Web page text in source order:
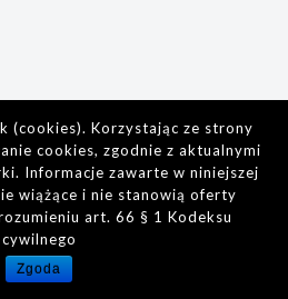
(cookies). Korzystając ze strony
cookies, zgodnie z aktualnymi
Informacje zawarte w niniejszej
wiążące i nie stanowią oferty
art. 66 § 1 Kodeksu
cywilnego
Zgoda